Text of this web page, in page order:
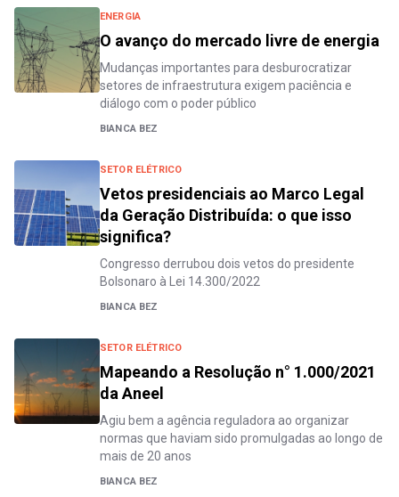
ENERGIA
O avanço do mercado livre de energia
Mudanças importantes para desburocratizar
setores de infraestrutura exigem paciência e
diálogo com o poder público
BIANCA BEZ
SETOR ELÉTRICO
Vetos presidenciais ao Marco Legal
da Geração Distribuída: o que isso
significa?
Congresso derrubou dois vetos do presidente
Bolsonaro à Lei 14.300/2022
BIANCA BEZ
SETOR ELÉTRICO
Mapeando a Resolução n° 1.000/2021
da Aneel
Agiu bem a agência reguladora ao organizar
normas que haviam sido promulgadas ao longo de
mais de 20 anos
BIANCA BEZ